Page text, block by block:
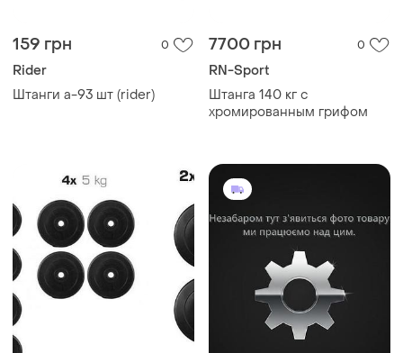
159 грн 0
Rider
Штанги а-93 шт (rider)
7700 грн 0
RN-Sport
Штанга 140 кг с
хромированным грифом